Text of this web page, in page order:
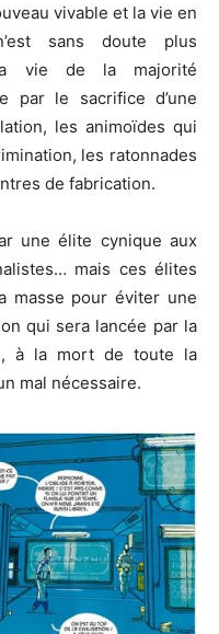
vivable et la vie en
sans doute plus
la vie de la majorité
par le sacrifice d’une
les animoïdes qui
les ratonnades
de fabrication.
une élite cynique aux
mais ces élites
masse pour éviter une
qui sera lancée par la
à la mort de toute la
mal nécessaire.